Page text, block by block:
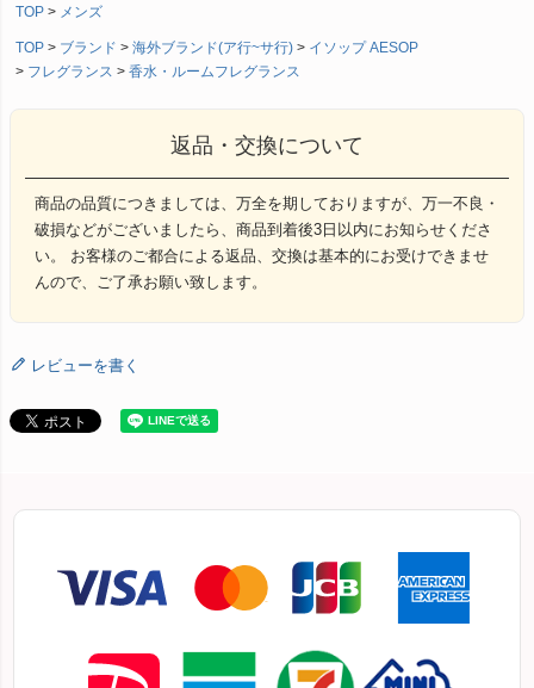
TOP メンズ
TOP ブランド 海外ブランド(ア行~サ行)
イソップ AESOP
フレグランス
香水・ルームフレグランス
返品・交換について
商品の品質につきましては、万全を期しておりますが、万一不良・
破損などがございましたら、商品到着後3日以内にお知らせくださ
い。 お客様のご都合による返品、交換は基本的にお受けできませ
んので、ご了承お願い致します。
レビューを書く